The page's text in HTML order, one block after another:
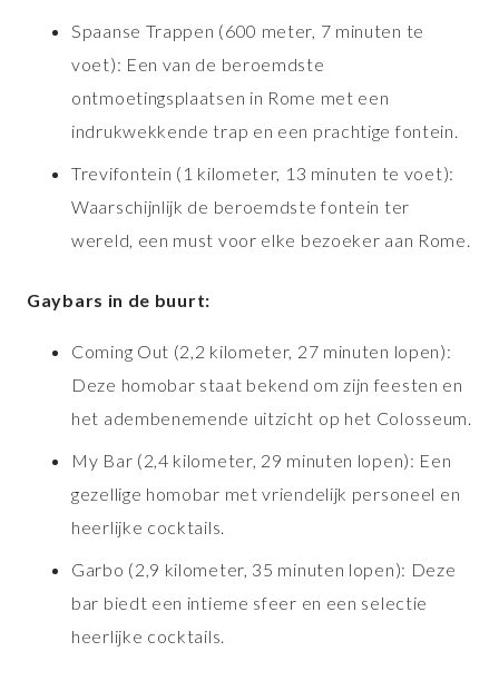
Spaanse Trappen (600 meter, 7 minuten te
voet): Een van de beroemdste
ontmoetingsplaatsen in Rome met een
indrukwekkende trap en een prachtige fontein.
Trevifontein (1 kilometer, 13 minuten te voet):
Waarschijnlijk de beroemdste fontein ter
wereld, een must voor elke bezoeker aan Rome.
Gaybars in de buurt:
Coming Out (2,2 kilometer, 27 minuten lopen):
Deze homobar staat bekend om zijn feesten en
het adembenemende uitzicht op het Colosseum.
My Bar (2,4 kilometer, 29 minuten lopen): Een
gezellige homobar met vriendelijk personeel en
heerlijke cocktails.
Garbo (2,9 kilometer, 35 minuten lopen): Deze
bar biedt een intieme sfeer en een selectie
heerlijke cocktails.